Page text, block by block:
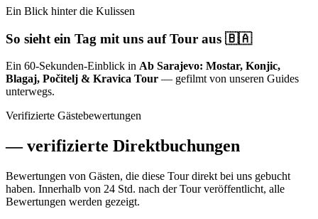
Ein Blick hinter die Kulissen
So sieht ein Tag mit uns auf Tour aus 🇧🇦
Ein 60-Sekunden-Einblick in Ab Sarajevo: Mostar, Konjic,
Blagaj, Počitelj & Kravica Tour — gefilmt von unseren Guides
unterwegs.
Verifizierte Gästebewertungen
—verifizierte Direktbuchungen
Bewertungen von Gästen, die diese Tour direkt bei uns gebucht
haben. Innerhalb von 24 Std. nach der Tour veröffentlicht, alle
Bewertungen werden gezeigt.